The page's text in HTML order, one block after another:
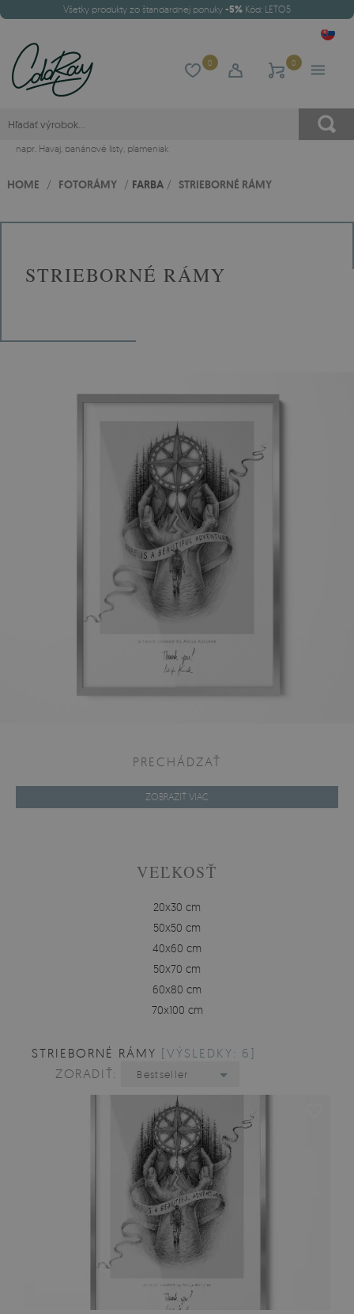
Všetky produkty zo štandardnej ponuky -5% Kód: LETO5
0 0
napr. Havaj, banánové listy, plameniak
HOME / FOTORÁMY / FARBA / STRIEBORNÉ RÁMY
STRIEBORNÉ RÁMY
PRECHÁDZAŤ
ZOBRAZIŤ VIAC
VEĽKOSŤ
20x30 cm
50x50 cm
40x60 cm
50x70 cm
60x80 cm
70x100 cm
STRIEBORNÉ RÁMY [VÝSLEDKY: 6]
ZORADIŤ:
Bestseller